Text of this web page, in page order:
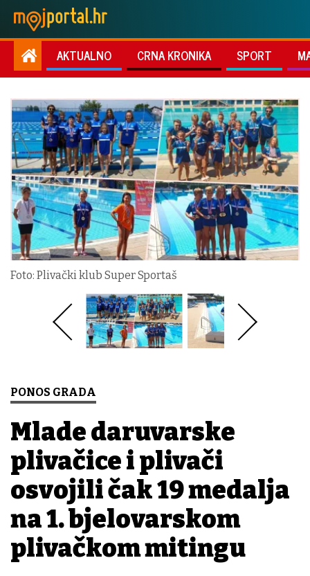
AKTUALNO CRNA KRONIKA SPORT
Foto: Plivački klub Super Sportaš
PONOS GRADA
Mlade daruvarske
plivačice i plivači
osvojili čak 19 medalja
na 1. bjelovarskom
plivačkom mitingu